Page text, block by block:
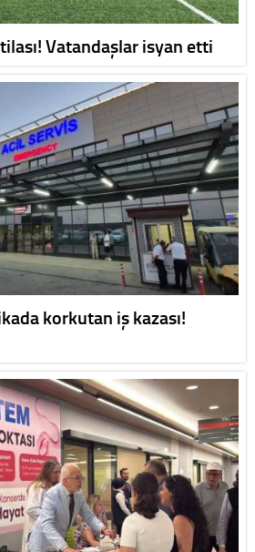
Vatandaşlar isyan etti
korkutan iş kazası!